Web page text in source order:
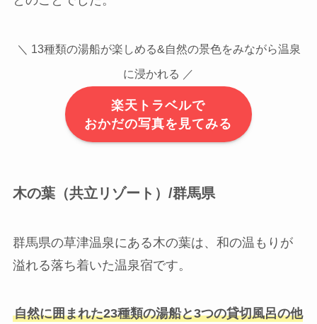
＼ 13種類の湯船が楽しめる&自然の景色をみながら温泉
に浸かれる ／
楽天トラベルで
おかだの写真を見てみる
木の葉（共立リゾート）/群馬県
群馬県の草津温泉にある木の葉は、和の温もりが
溢れる落ち着いた温泉宿です。
自然に囲まれた23種類の湯船と3つの貸切風呂の他